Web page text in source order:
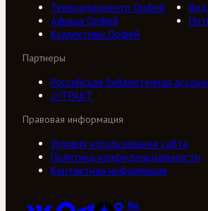
Телерадиоцентр Орфей
Афиша Орфей
Коллективы Орфей
Партнеры
Российская библиотечная
///ТРАКТ
Правовая информация
Условия использования сайта
Политика конфиденциальности
Контактная информация